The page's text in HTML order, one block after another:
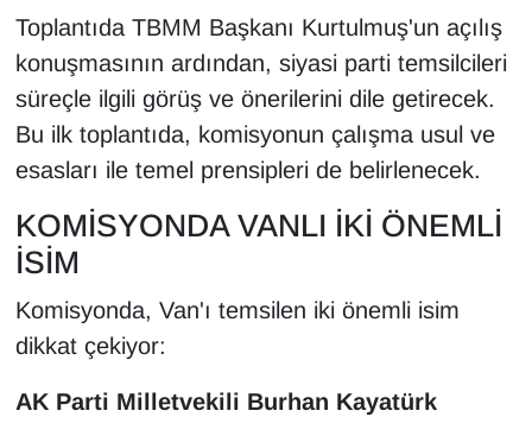
Toplantıda TBMM Başkanı Kurtulmuş'un açılış
konuşmasının ardından, siyasi parti temsilcileri
süreçle ilgili görüş ve önerilerini dile getirecek.
Bu ilk toplantıda, komisyonun çalışma usul ve
esasları ile temel prensipleri de belirlenecek.
KOMİSYONDA VANLI İKİ ÖNEMLİ
İSİM
Komisyonda, Van'ı temsilen iki önemli isim
dikkat çekiyor:
AK Parti Milletvekili Burhan Kayatürk
KURDÎ
MAGAZİN
MEDYA
ONE EKONOMİ
POLİTİKA
Resmi İlanlar
RÖPORTAJ